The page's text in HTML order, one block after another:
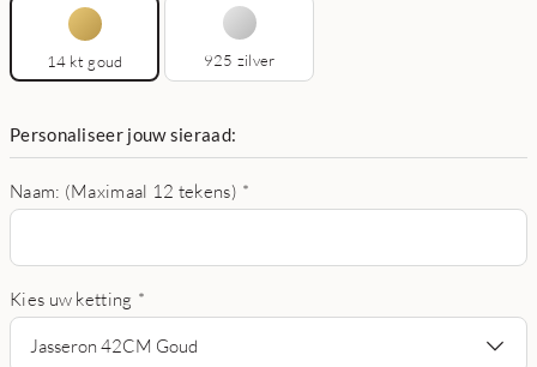
14 kt goud 925 zilver
Personaliseer jouw sieraad:
Naam: (Maximaal 12 tekens) *
Kies uw ketting *
Jasseron 42CM Goud